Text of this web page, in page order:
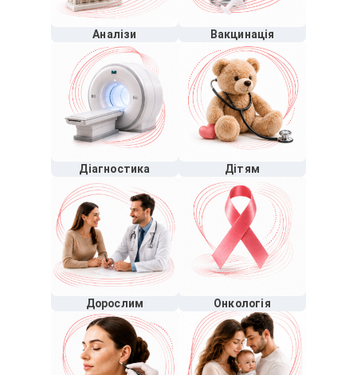
Аналізи Вакцинація
Діагностика Дітям
Дорослим Онкологія